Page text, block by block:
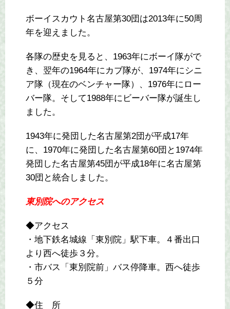
ボーイスカウト名古屋第30団は2013年に50周
年を迎えました。
各隊の歴史を見ると、1963年にボーイ隊がで
き、翌年の1964年にカブ隊が、1974年にシニ
ア隊（現在のベンチャー隊）、1976年にロー
バー隊。そして1988年にビーバー隊が誕生し
ました。
1943年に発団した名古屋第2団が平成17年
に、1970年に発団した名古屋第60団と1974年
発団した名古屋第45団が平成18年に名古屋第
30団と統合しました。
東別院へのアクセス
◆アクセス
・地下鉄名城線「東別院」駅下車。４番出口
より西へ徒歩３分。
・市バス「東別院前」バス停降車。西へ徒歩
５分
◆住 所